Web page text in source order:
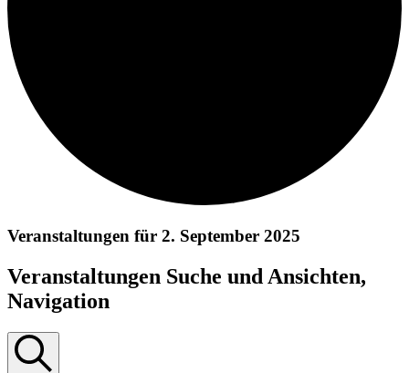
Veranstaltungen für 2. September 2025
Veranstaltungen Suche und Ansichten,
Navigation